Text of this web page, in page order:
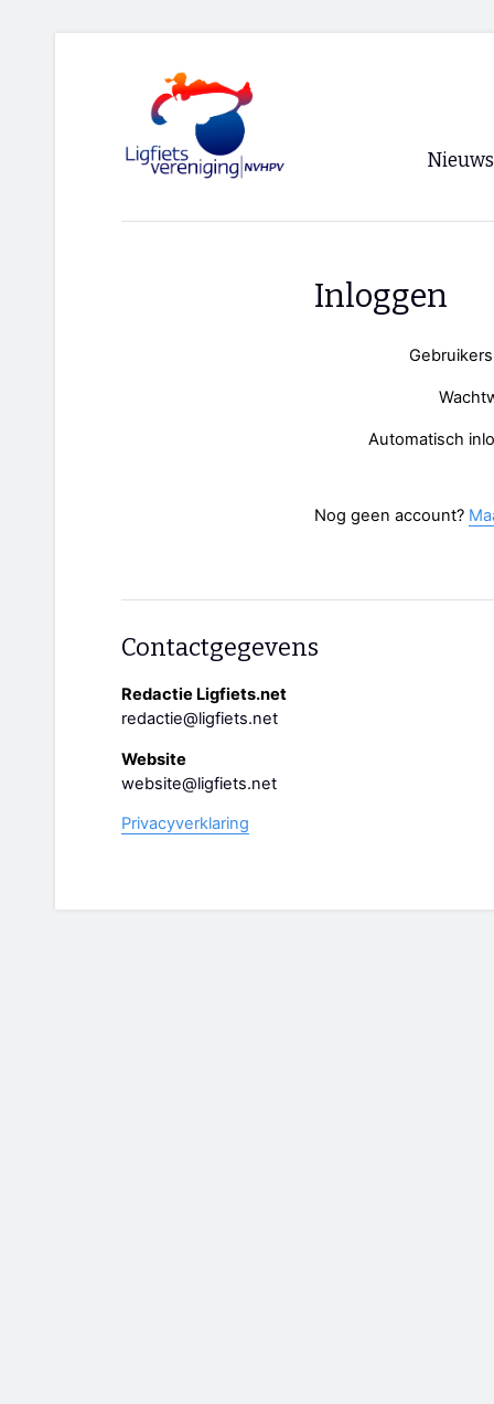
Nieuws
Inloggen
Automatisch
Nog geen account?
Contactgegevens
Redactie Ligfiets.net
redactie@ligfiets.net
Website
website@ligfiets.net
Privacyverklaring